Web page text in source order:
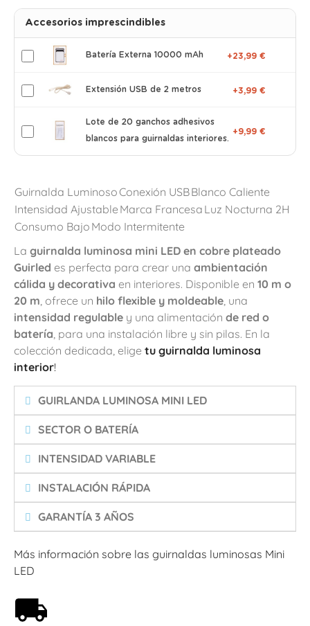
Accesorios imprescindibles
Batería Externa 10000 mAh +23,99 €
Extensión USB de 2 metros +3,99 €
Lote de 20 ganchos adhesivos
blancos para guirnaldas interiores.
+9,99 €
Guirnalda LuminosoConexión USBBlanco Caliente
Intensidad Ajustable Marca Francesa Luz Nocturna 2H
Consumo Bajo Modo Intermitente
La guirnalda luminosa mini LED en cobre plateado
Guirled es perfecta para crear una ambientación
cálida y decorativa en interiores. Disponible en 10 m o
20 m, ofrece un hilo flexible y moldeable, una
intensidad regulable y una alimentación de red o
batería, para una instalación libre y sin pilas. En la
colección dedicada, elige tu guirnalda luminosa
interior!
GUIRLANDA LUMINOSA MINI LED
SECTOR O BATERÍA
INTENSIDAD VARIABLE
INSTALACIÓN RÁPIDA
GARANTÍA 3 AÑOS
Más información sobre las guirnaldas luminosas Mini
LED